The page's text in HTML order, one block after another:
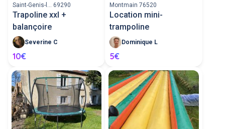
Saint-Genis-l... 69290
Trapoline xxl +
balançoire
Severine C
10€
Montmain 76520
Location mini-
trampoline
Dominique L
5€